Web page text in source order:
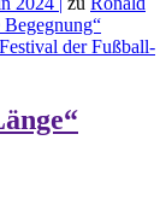
der Fußball-